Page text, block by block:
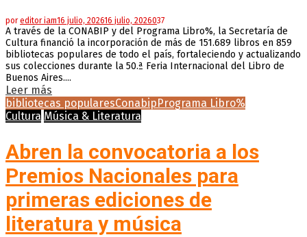
poreditor iam16 julio, 202616 julio, 2026037
A través de la CONABIP y del Programa Libro%, la Secretaría de
Cultura financió la incorporación de más de 151.689 libros en 859
bibliotecas populares de todo el país, fortaleciendo y actualizando
sus colecciones durante la 50.ª Feria Internacional del Libro de
Buenos Aires....
Leer más
bibliotecas popularesConabip Programa Libro%
Cultura Música & Literatura
Abren la convocatoria a los
Premios Nacionales para
primeras ediciones de
literatura y música